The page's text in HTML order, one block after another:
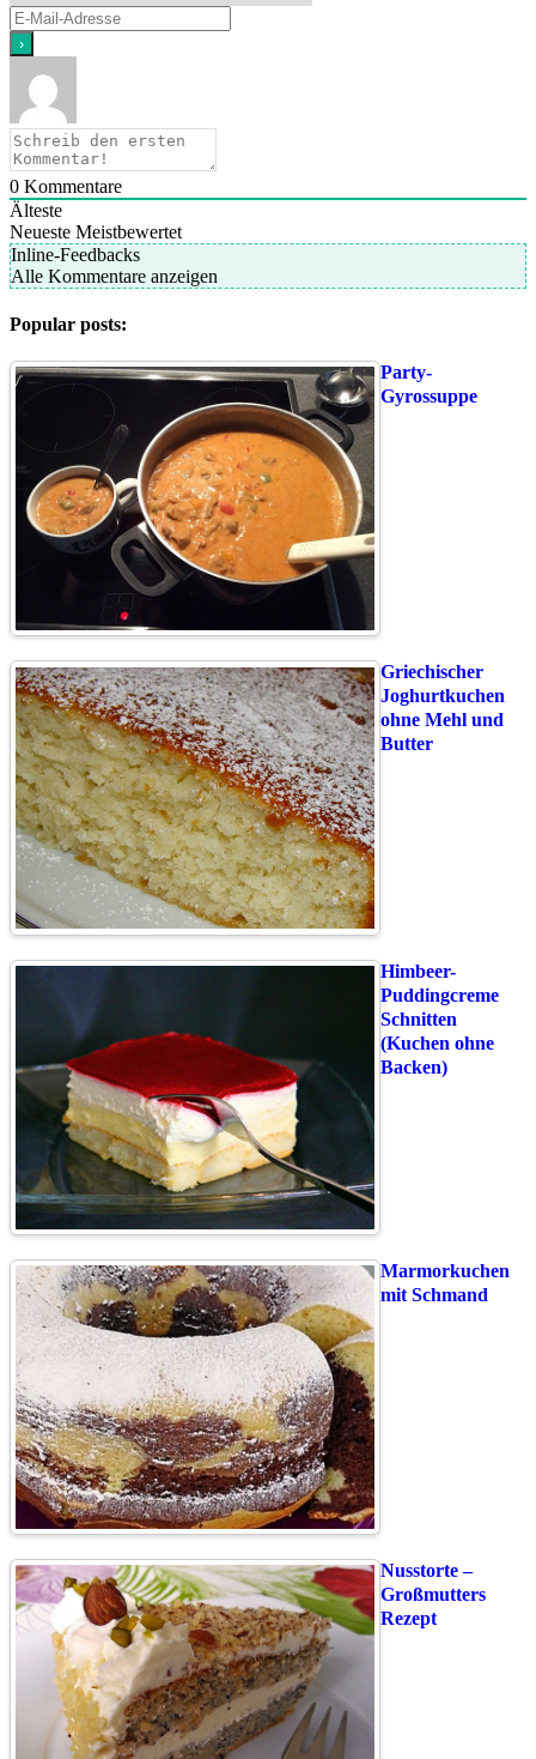
0 Kommentare
Älteste
Neueste Meistbewertet
Inline-Feedbacks
Alle Kommentare anzeigen
Popular posts:
Party-
Gyrossuppe
Griechischer
Joghurtkuchen
ohne Mehl und
Butter
Himbeer-
Puddingcreme
Schnitten
(Kuchen ohne
Backen)
Marmorkuchen
mit Schmand
Nusstorte –
Großmutters
Rezept